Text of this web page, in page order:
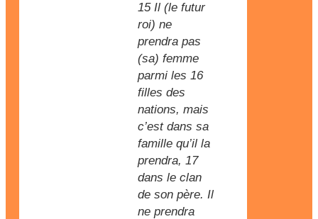
15 Il (le futur
roi) ne
prendra pas
(sa) femme
parmi les 16
filles des
nations, mais
c’est dans sa
famille qu’il la
prendra, 17
dans le clan
de son père. Il
ne prendra